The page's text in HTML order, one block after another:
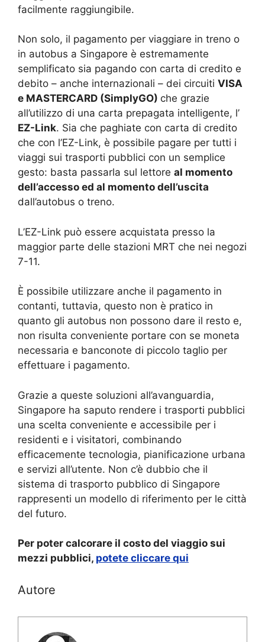
facilmente raggiungibile.
Non solo, il pagamento per viaggiare in treno o
in autobus a Singapore è estremamente
semplificato sia pagando con carta di credito e
debito – anche internazionali – dei circuiti VISA
e MASTERCARD (SimplyGO) che grazie
all’utilizzo di una carta prepagata intelligente, l’
EZ-Link. Sia che paghiate con carta di credito
che con l’EZ-Link, è possibile pagare per tutti i
viaggi sui trasporti pubblici con un semplice
gesto: basta passarla sul lettore al momento
dell’accesso ed al momento dell’uscita
dall’autobus o treno.
L’EZ-Link può essere acquistata presso la
maggior parte delle stazioni MRT che nei negozi
7-11.
È possibile utilizzare anche il pagamento in
contanti, tuttavia, questo non è pratico in
quanto gli autobus non possono dare il resto e,
non risulta conveniente portare con se moneta
necessaria e banconote di piccolo taglio per
effettuare i pagamento.
Grazie a queste soluzioni all’avanguardia,
Singapore ha saputo rendere i trasporti pubblici
una scelta conveniente e accessibile per i
residenti e i visitatori, combinando
efficacemente tecnologia, pianificazione urbana
e servizi all’utente. Non c’è dubbio che il
sistema di trasporto pubblico di Singapore
rappresenti un modello di riferimento per le città
del futuro.
Per poter calcorare il costo del viaggio sui
mezzi pubblici, potete cliccare qui
Autore